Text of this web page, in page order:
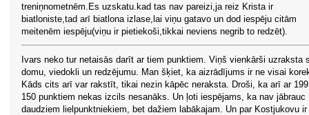
treniņnometnēm.Es uzskatu.kad tas nav pareizi,ja reiz Krista ir
biatloniste,tad arī biatlona izlase,lai viņu gatavo un dod iespēju citām
meitenēm iespēju(viņu ir pietiekoši,tikkai neviens negrib to redzēt).
Ivars neko tur netaisās darīt ar tiem punktiem. Viņš vienkārši uzraksta
domu, viedokli un redzējumu. Man šķiet, ka aizrādījums ir ne visai
Kāds cits arī var rakstīt, tikai nezin kāpēc neraksta. Droši, ka arī ar
150 punktiem nekas izcils nesanāks. Un ļoti iespējams, ka nav jābrauc
daudziem lielpunktniekiem, bet dažiem labākajam. Un par Kostjukovu